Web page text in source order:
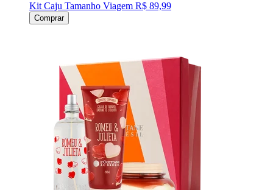
Kit Caju Tamanho Viagem R$ 89,99
Comprar